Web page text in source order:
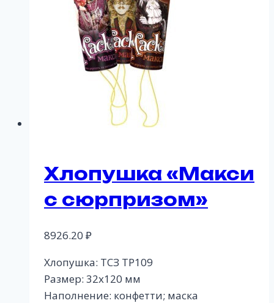
Хлопушка «Макси
с сюрпризом»
8926.20 ₽
Хлопушка: ТСЗ ТР109
Размер: 32х120 мм
Наполнение: конфетти; маска